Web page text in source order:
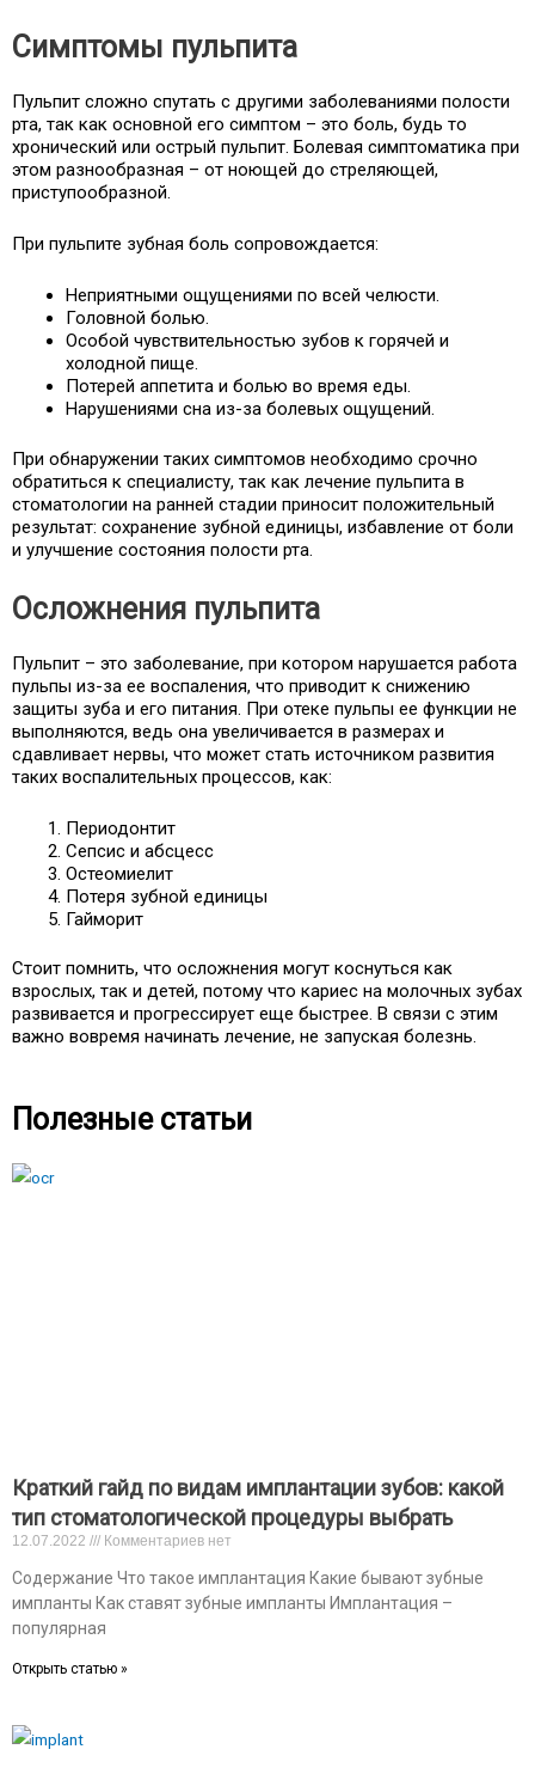
Симптомы пульпита
Пульпит сложно спутать с другими заболеваниями полости
рта, так как основной его симптом – это боль, будь то
хронический или острый пульпит. Болевая симптоматика при
этом разнообразная – от ноющей до стреляющей,
приступообразной.
При пульпите зубная боль сопровождается:
Неприятными ощущениями по всей челюсти.
Головной болью.
Особой чувствительностью зубов к горячей и
холодной пище.
Потерей аппетита и болью во время еды.
Нарушениями сна из-за болевых ощущений.
При обнаружении таких симптомов необходимо срочно
обратиться к специалисту, так как лечение пульпита в
стоматологии на ранней стадии приносит положительный
результат: сохранение зубной единицы, избавление от боли
и улучшение состояния полости рта.
Осложнения пульпита
Пульпит – это заболевание, при котором нарушается работа
пульпы из-за ее воспаления, что приводит к снижению
защиты зуба и его питания. При отеке пульпы ее функции не
выполняются, ведь она увеличивается в размерах и
сдавливает нервы, что может стать источником развития
таких воспалительных процессов, как:
Периодонтит
Сепсис и абсцесс
Остеомиелит
Потеря зубной единицы
Гайморит
Стоит помнить, что осложнения могут коснуться как
взрослых, так и детей, потому что кариес на молочных зубах
развивается и прогрессирует еще быстрее. В связи с этим
важно вовремя начинать лечение, не запуская болезнь.
Полезные статьи
Краткий гайд по видам имплантации зубов: какой
тип стоматологической процедуры выбрать
12.07.2022 Комментариев нет
Содержание Что такое имплантация Какие бывают зубные
импланты Как ставят зубные импланты Имплантация –
популярная
Открыть статью »